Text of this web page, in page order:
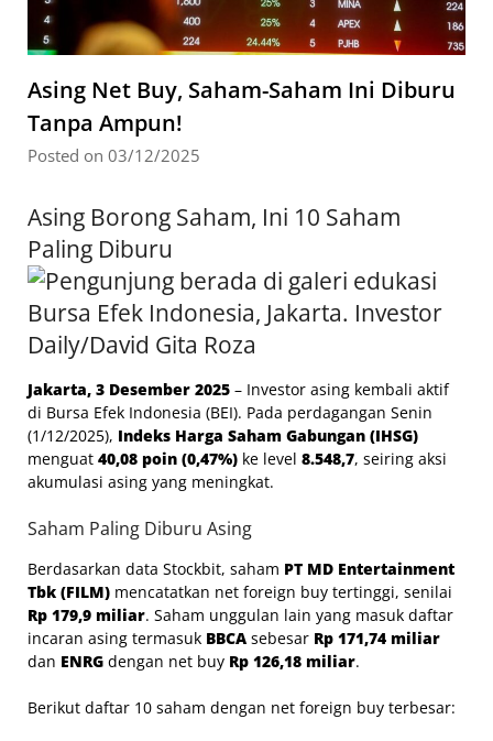
Asing Net Buy, Saham-Saham Ini Diburu
Tanpa Ampun!
Posted on 03/12/2025
Asing Borong Saham, Ini 10 Saham
Paling Diburu
Jakarta, 3 Desember 2025 – Investor asing kembali aktif
di Bursa Efek Indonesia (BEI). Pada perdagangan Senin
(1/12/2025), Indeks Harga Saham Gabungan (IHSG)
menguat 40,08 poin (0,47%) ke level 8.548,7, seiring aksi
akumulasi asing yang meningkat.
Saham Paling Diburu Asing
Berdasarkan data Stockbit, saham PT MD Entertainment
Tbk (FILM) mencatatkan net foreign buy tertinggi, senilai
Rp 179,9 miliar. Saham unggulan lain yang masuk daftar
incaran asing termasuk BBCA sebesar Rp 171,74 miliar
dan ENRG dengan net buy Rp 126,18 miliar.
Berikut daftar 10 saham dengan net foreign buy terbesar: